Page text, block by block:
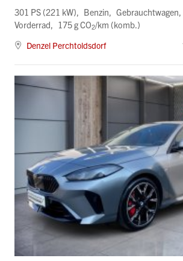
301 PS (221 kW) Benzin Gebrauchtwagen
Vorderrad
175 g CO2/km (komb.)
Denzel Perchtoldsdorf